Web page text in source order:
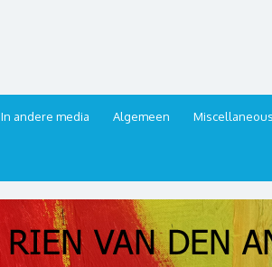
In andere media Algemeen Miscellaneous